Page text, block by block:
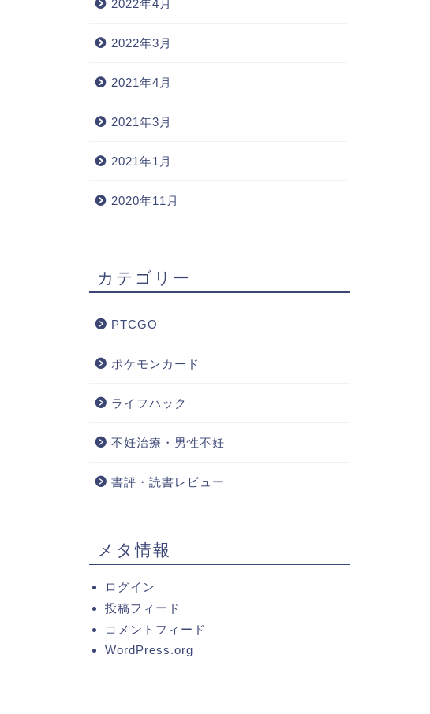
2022年4月
2022年3月
2021年4月
2021年3月
2021年1月
2020年11月
カテゴリー
PTCGO
ポケモンカード
ライフハック
不妊治療・男性不妊
書評・読書レビュー
メタ情報
ログイン
投稿フィード
コメントフィード
WordPress.org